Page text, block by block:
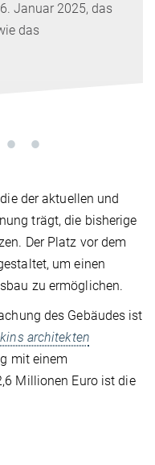
2025, das
der aktuellen und
trägt, die bisherige
Der Platz vor dem
um einen
zu ermöglichen.
des Gebäudes ist
architekten
mit einem
Millionen Euro ist die